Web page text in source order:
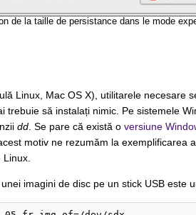
de la taille de persistance dans le mode
Linux, Mac OS X), utilitarele necesare
trebuie să instalați nimic. Pe sistemele
dd. Se pare că există o versiune
motiv ne rezumăm la exemplificarea
Linux.
imagini de disc pe un stick USB este